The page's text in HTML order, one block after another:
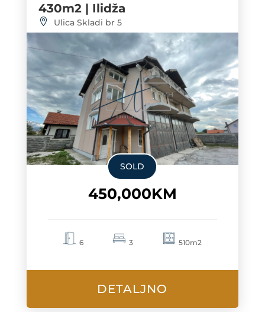
430m2 | Ilidža
Ulica Skladi br 5
SOLD
450,000KM
6 3 510m2
DETALJNO